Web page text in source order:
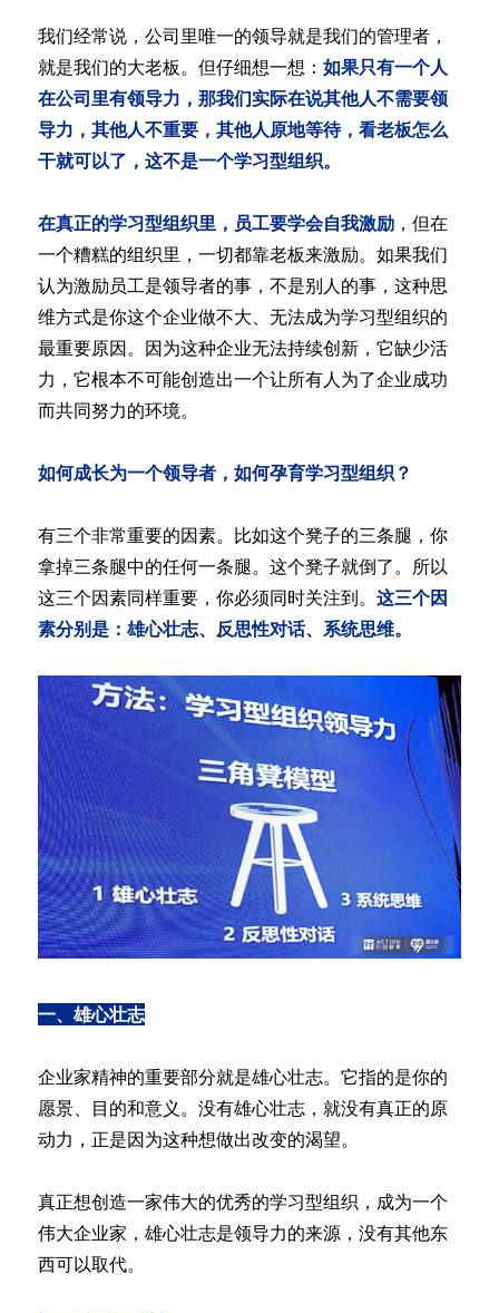
我们经常说，公司里唯一的领导就是我们的管理者，
就是我们的大老板。但仔细想一想： 如果只有一个人
在公司里有领导力，那我们实际在说其他人不需要领
导力，其他人不重要，其他人原地等待，看老板怎么
干就可以了，这不是一个学习型组织。
在真正的学习型组织里，员工要学会自我激励，但在
一个糟糕的组织里，一切都靠老板来激励。如果我们
认为激励员工是领导者的事，不是别人的事，这种思
维方式是你这个企业做不大、无法成为学习型组织的
最重要原因。因为这种企业无法持续创新，它缺少活
力，它根本不可能创造出一个让所有人为了企业成功
而共同努力的环境。
如何成长为一个领导者，如何孕育学习型组织？
有三个非常重要的因素。比如这个凳子的三条腿，你
拿掉三条腿中的任何一条腿。这个凳子就倒了。所以
这三个因素同样重要，你必须同时关注到。 这三个因
素分别是：雄心壮志、反思性对话、系统思维。
一、雄心壮志
企业家精神的重要部分就是雄心壮志。它指的是你的
愿景、目的和意义。没有雄心壮志，就没有真正的原
动力，正是因为这种想做出改变的渴望。
真正想创造一家伟大的优秀的学习型组织，成为一个
伟大企业家，雄心壮志是领导力的来源，没有其他东
西可以取代。